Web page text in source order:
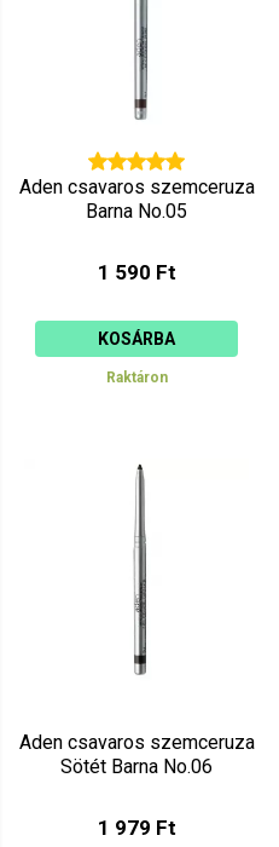
Aden csavaros szemceruza
Barna No.05
1 590 Ft
KOSÁRBA
Raktáron
Aden csavaros szemceruza
Sötét Barna No.06
1 979 Ft